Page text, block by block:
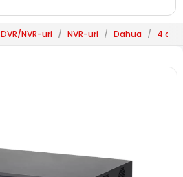
DVR/NVR-uri / NVR-uri / Dahua / 4